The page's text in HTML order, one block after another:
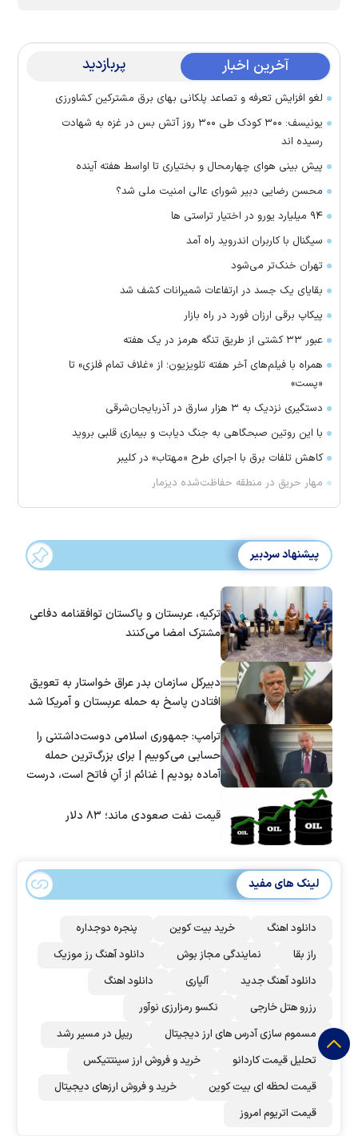
آخرین اخبار پربازدید
لغو افزایش تعرفه و تصاعد پلکانی بهای برق مشترکین کشاورزی
یونیسف: ۳۰۰ کودک طی ۳۰۰ روز آتش بس در غزه به شهادت
رسیده اند
پیش بینی هوای چهارمحال و بختیاری تا اواسط هفته آینده
محسن رضایی دبیر شورای عالی امنیت ملی شد؟
۹۴ میلیارد یورو در اختیار تراستی ها
سیگنال با کاربران اندروید راه آمد
تهران خنک‌تر می‌شود
بقایای یک جسد در ارتفاعات شمیرانات کشف شد
پیکاپ برقی ارزان فورد در راه بازار
عبور ۳۳ کشتی از طریق تنگه هرمز در یک هفته
همراه با فیلم‌های آخر هفته تلویزیون؛ از «غلاف تمام فلزی» تا
«پست»
دستگیری نزدیک به ۳ هزار سارق در آذربایجان‌شرقی
با این روتین صبحگاهی به جنگ دیابت و بیماری قلبی بروید
کاهش تلفات برق با اجرای طرح «مهتاب» در کلیبر
مهار حریق در منطقه حفاظت‌شده دیزمار
پیشنهاد سردبیر
ترکیه، عربستان و پاکستان توافقنامه دفاعی
مشترک امضا می‌کنند
دبیرکل سازمان بدر عراق خواستار به تعویق
افتادن پاسخ به حمله عربستان و آمریکا شد
ترامپ: جمهوری اسلامی دوست‌داشتنی را
حسابی می‌کوبیم | برای بزرگ‌ترین حمله
آماده بودیم | غنائم از آنِ فاتح است، درست
قیمت نفت صعودی ماند؛ ۸۳ دلار
لینک های مفید
دانلود اهنگ خرید بیت کوین
پنجره دوجداره
راز بقا
نمایندگی مجاز بوش
دانلود آهنگ رز‌ موزیک
دانلود آهنگ جدید
آلپاری
دانلود اهنگ
رزرو هتل خارجی
نکسو رمزارزی نوآور
مسموم سازی آدرس های ارز دیجیتال
ریپل در مسیر رشد
تحلیل قیمت کاردانو
خرید و فروش ارز سینتتیکس
قیمت لحظه ای بیت کوین
خرید و فروش ارزهای دیجیتال
قیمت اتریوم امروز